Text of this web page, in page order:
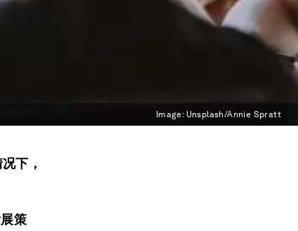
Image: Unsplash/Annie Spratt
下，
策